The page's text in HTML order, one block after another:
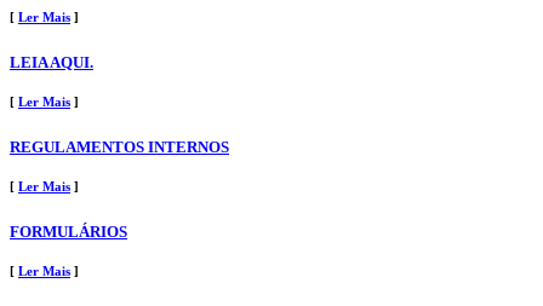
[ Ler Mais ]
LEIA AQUI.
[ Ler Mais ]
REGULAMENTOS INTERNOS
[ Ler Mais ]
FORMULÁRIOS
[ Ler Mais ]